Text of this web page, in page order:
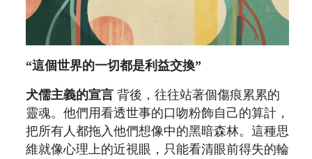
“這個世界的一切都是利益交換”
犬儒主義的宣言 背後，往往站著個傷痕累累的
靈魂。他們用看透世事的口吻粉飾自己的算計，
把所有人都拖入他們想像中的黑暗森林。這種思
維就像心理上的近視眼，只能看清眼前得失的輪